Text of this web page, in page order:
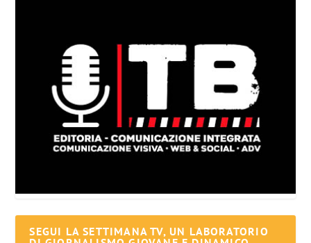
SEGUI LA SETTIMANA TV, UN LABORATORIO